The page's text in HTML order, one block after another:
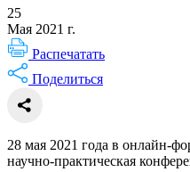
25
Мая 2021 г.
Распечатать
Поделиться
28 мая 2021 года в онлайн-
научно-практическая